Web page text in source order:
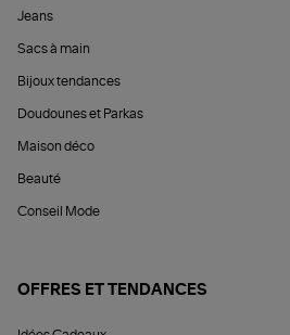
Jeans
Sacs à main
Bijoux tendances
Doudounes et Parkas
Maison déco
Beauté
Conseil Mode
OFFRES ET TENDANCES